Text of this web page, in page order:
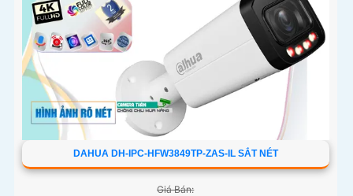
DAHUA DH-IPC-HFW3849TP-ZAS-IL SẮT NÉT
Giá Bán: